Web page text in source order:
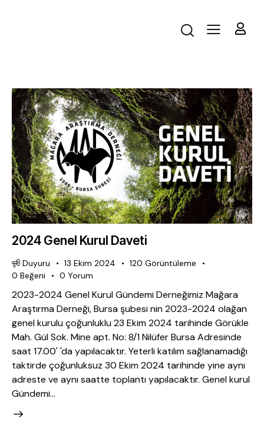
2024 Genel Kurul Daveti
Duyuru 13 Ekim 2024 120 Görüntüleme
0 Beğeni 0 Yorum
2023-2024 Genel Kurul Gündemi Derneğimiz Mağara
Araştırma Derneği, Bursa şubesi nin 2023-2024 olağan
genel kurulu çoğunluklu 23 Ekim 2024 tarihinde Görükle
Mah. Gül Sok. Mine apt. No: 8/1 Nilüfer Bursa Adresinde
saat 17.00' 'da yapılacaktır. Yeterli katılım sağlanamadığı
taktirde çoğunluksuz 30 Ekim 2024 tarihinde yine aynı
adreste ve aynı saatte toplantı yapılacaktır. Genel kurul
Gündemi…